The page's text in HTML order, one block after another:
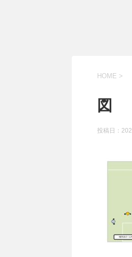
HOME >
図
投稿日：